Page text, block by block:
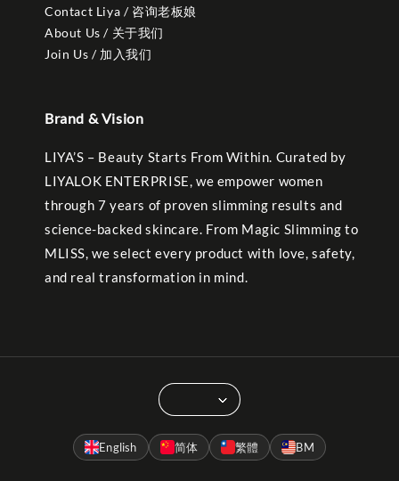
Contact Liya / 咨询老板娘
About Us / 关于我们
Join Us / 加入我们
Brand & Vision
LIYA’S – Beauty Starts From Within. Curated by
LIYALOK ENTERPRISE, we empower women
through 7 years of proven slimming results and
science-backed skincare. From Magic Slimming to
MLISS, we select every product with love, safety,
and real transformation in mind.
English 简体 繁體 BM